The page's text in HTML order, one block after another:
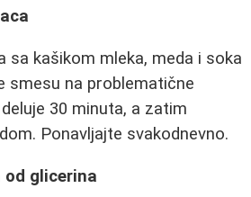
sa kašikom mleka, meda i soka
smesu na problematične
30 minuta, a zatim
Ponavljajte svakodnevno.
od glicerina